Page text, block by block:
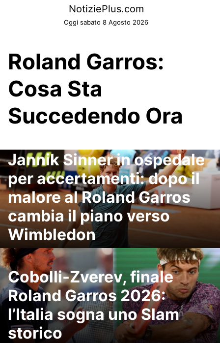
NotiziePlus.com
Oggi sabato 8 Agosto 2026
Roland Garros:
Cosa Sta
Succedendo Ora
Jannik Sinner in ospedale
per accertamenti: dopo il
malore al Roland Garros
cambia il piano verso
Wimbledon
Cobolli-Zverev, finale
Roland Garros 2026:
l’Italia sogna uno Slam
storico